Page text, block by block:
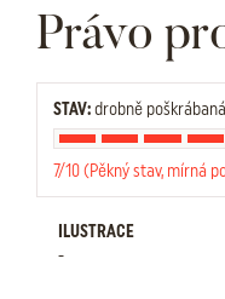
Právo
STAV:drobně
7/10 (Pěkný stav, mírná
ILUSTRACE
-